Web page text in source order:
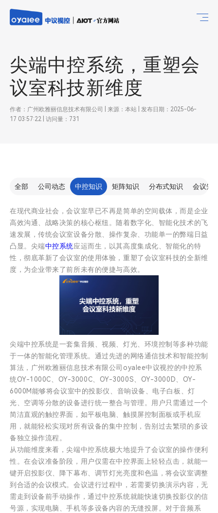
尖端中控系统，重塑会
议室科技新维度
作者：广州欧雅丽信息技术有限公司 | 来源：本站 | 发布日期：2025-06-
17 03:57:22 | 访问量：731
全部 公司动态 中控知识 矩阵知识 分布式知识 会议知
在现代商业社会，会议室早已不再是简单的空间载体，而是企业
高效沟通、战略决策的核心枢纽。随着数字化、智能化技术的飞
速发展，传统会议室设备分散、操作复杂、功能单一的弊端日益
凸显。尖端中控系统应运而生，以其高度集成化、智能化的特
性，彻底革新了会议室的使用体验，重塑了会议室科技的全新维
度，为企业带来了前所未有的便捷与高效。
尖端中控系统是一套集音频、视频、灯光、环境控制等多种功能
于一体的智能化管理系统。通过先进的网络通信技术和智能控制
算法，广州欧雅丽信息技术有限公司oyalee中议视控的中控系
统OY-1000C、OY-3000C、OY-3000S、OY-3000D、OY-
6000M能够将会议室中的投影仪、音响设备、电子白板、灯
光、空调等分散的设备进行统一整合与管理。用户只需通过一个
简洁直观的触控界面，如平板电脑、触摸屏控制面板或手机应
用，就能轻松实现对所有设备的集中控制，告别过去繁琐的多设
备独立操作流程。
从功能维度来看，尖端中控系统极大地提升了会议室的操作便利
性。在会议准备阶段，用户仅需在中控界面上轻轻点击，就能一
键开启投影仪、降下幕布、调节灯光亮度和色温，将会议室调整
到合适的会议模式。会议进行过程中，若需要切换演示内容，无
需走到设备前手动操作，通过中控系统就能快速切换投影仪的信
号源，实现电脑、手机等多设备内容的无缝投屏。对于音频系